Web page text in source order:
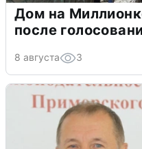
Дом на
после
8 августа 3